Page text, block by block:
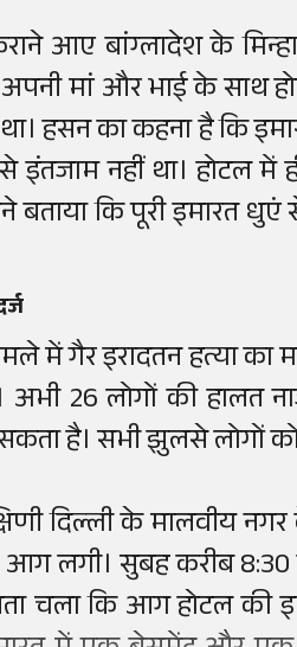
आए बांग्लादेश के
मां और भाई के साथ
हसन का कहना है कि
नहीं था। होटल में
बताया कि पूरी इमारत
में गैर इरादतन हत्या का
अभी 26 लोगों की हालत
है। सभी झुलसे लोगों को
दिल्ली के मालवीय नगर
लगी। सुबह करीब
चला कि आग होटल की